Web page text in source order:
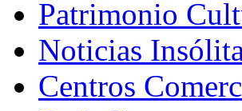
Patrimonio
Noticias
Centros